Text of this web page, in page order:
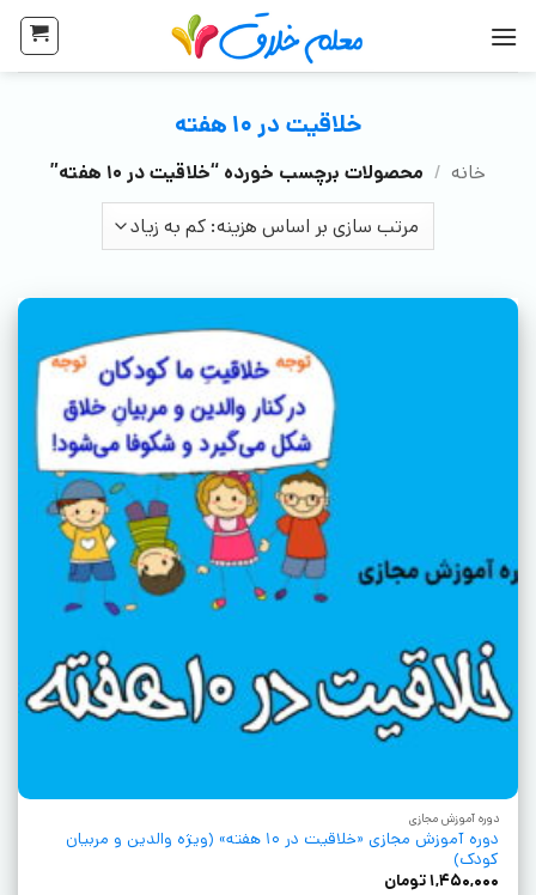
خلاقیت در 10 هفته
خانه / محصولات برچسب خورده “خلاقیت در 10 هفته”
دوره آموزش مجازی
دوره آموزش مجازی «خلاقیت در ۱۰ هفته» (ویژه والدین و مربیان
کودک)
۱,۴۵۰,۰۰۰تومان